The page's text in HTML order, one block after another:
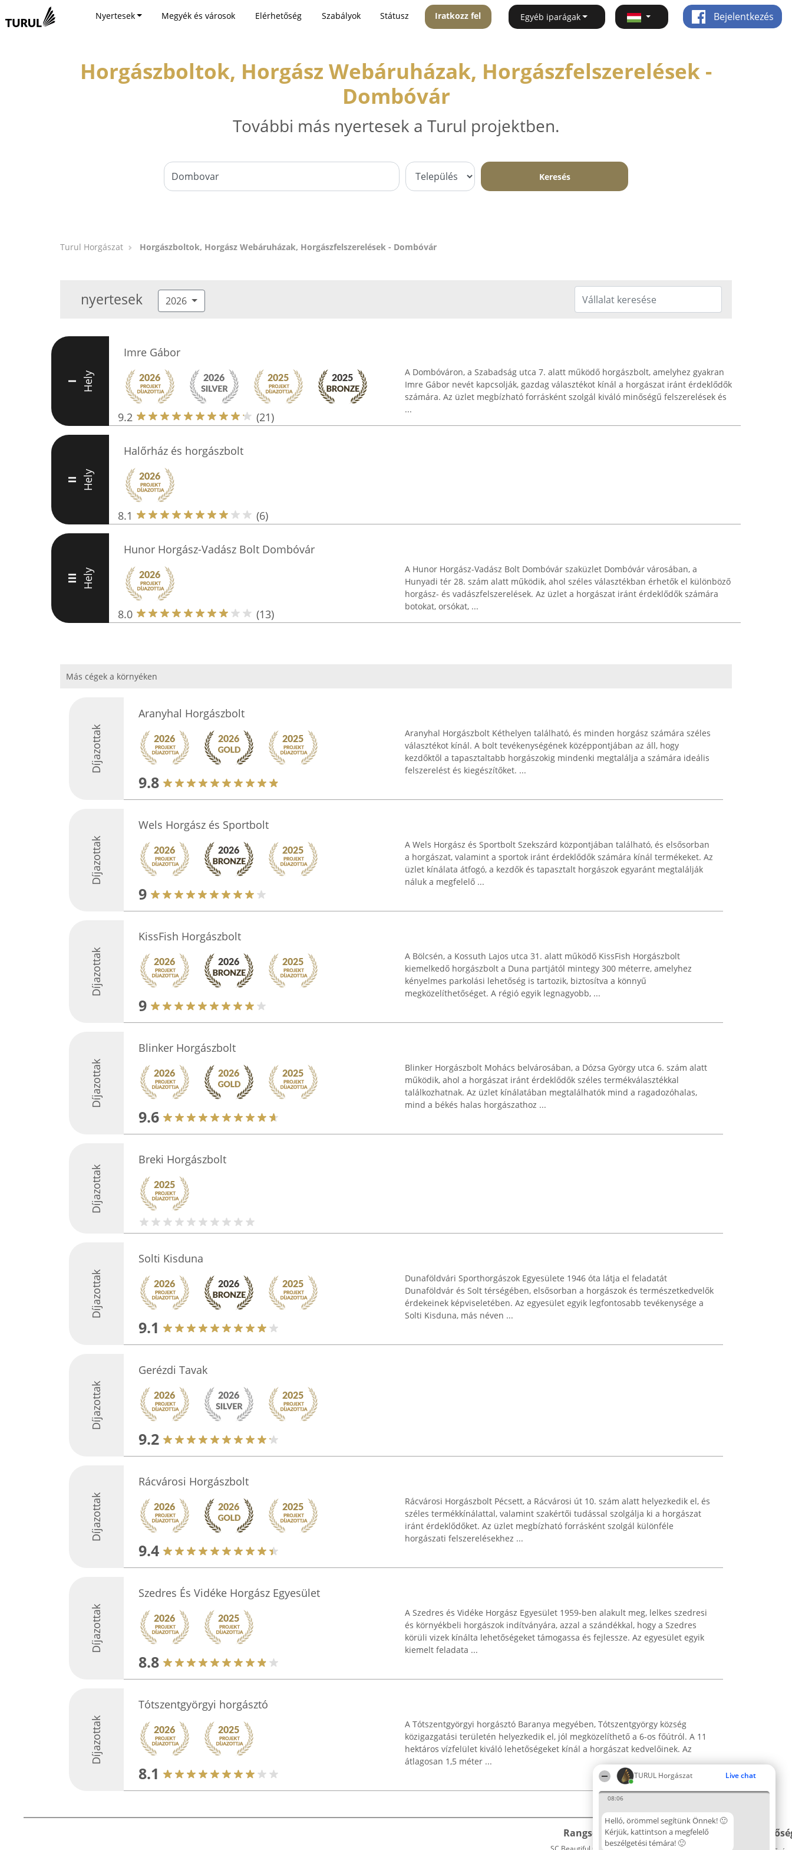
TURUL Horgászat Live chat
08:06
Helló, örömmel segítünk Önnek! 🙂
Kérjük, kattintson a megfelelő
beszélgetési témára! 🙂
Nyertesek Megyék és városok Elérhetőség Szabályok Státusz Iratkozz fel Egyéb iparágak Bejelentkezés
Horgászboltok, Horgász Webáruházak, Horgászfelszerelések -
Dombóvár
További más nyertesek a Turul projektben.
Keresés
Turul Horgászat Horgászboltok, Horgász Webáruházak, Horgászfelszerelések - Dombóvár
nyertesek 2026
I Hely
Imre Gábor
9.2 (21)
A Dombóváron, a Szabadság utca 7. alatt működő horgászbolt, amelyhez gyakran
Imre Gábor nevét kapcsolják, gazdag választékot kínál a horgászat iránt érdeklődők
számára. Az üzlet megbízható forrásként szolgál kiváló minőségű felszerelések és
...
II Hely
Halőrház és horgászbolt
8.1 (6)
III Hely
Hunor Horgász-Vadász Bolt Dombóvár
8.0 (13)
A Hunor Horgász-Vadász Bolt Dombóvár szaküzlet Dombóvár városában, a
Hunyadi tér 28. szám alatt működik, ahol széles választékban érhetők el különböző
horgász- és vadászfelszerelések. Az üzlet a horgászat iránt érdeklődők számára
botokat, orsókat, ...
Más cégek a környéken
Díjazottak
Aranyhal Horgászbolt
9.8
Aranyhal Horgászbolt Kéthelyen található, és minden horgász számára széles
választékot kínál. A bolt tevékenységének középpontjában az áll, hogy
kezdőktől a tapasztaltabb horgászokig mindenki megtalálja a számára ideális
felszerelést és kiegészítőket. ...
Díjazottak
Wels Horgász és Sportbolt
9
A Wels Horgász és Sportbolt Szekszárd központjában található, és elsősorban
a horgászat, valamint a sportok iránt érdeklődők számára kínál termékeket. Az
üzlet kínálata átfogó, a kezdők és tapasztalt horgászok egyaránt megtalálják
náluk a megfelelő ...
Díjazottak
KissFish Horgászbolt
9
A Bölcsén, a Kossuth Lajos utca 31. alatt működő KissFish Horgászbolt
kiemelkedő horgászbolt a Duna partjától mintegy 300 méterre, amelyhez
kényelmes parkolási lehetőség is tartozik, biztosítva a könnyű
megközelíthetőséget. A régió egyik legnagyobb, ...
Díjazottak
Blinker Horgászbolt
9.6
Blinker Horgászbolt Mohács belvárosában, a Dózsa György utca 6. szám alatt
működik, ahol a horgászat iránt érdeklődők széles termékválasztékkal
találkozhatnak. Az üzlet kínálatában megtalálhatók mind a ragadozóhalas,
mind a békés halas horgászathoz ...
Díjazottak
Breki Horgászbolt
Díjazottak
Solti Kisduna
9.1
Dunaföldvári Sporthorgászok Egyesülete 1946 óta látja el feladatát
Dunaföldvár és Solt térségében, elsősorban a horgászok és természetkedvelők
érdekeinek képviseletében. Az egyesület egyik legfontosabb tevékenysége a
Solti Kisduna, más néven ...
Díjazottak
Gerézdi Tavak
9.2
Díjazottak
Rácvárosi Horgászbolt
9.4
Rácvárosi Horgászbolt Pécsett, a Rácvárosi út 10. szám alatt helyezkedik el, és
széles termékkínálattal, valamint szakértői tudással szolgálja ki a horgászat
iránt érdeklődőket. Az üzlet megbízható forrásként szolgál különféle
horgászati felszerelésekhez ...
Díjazottak
Szedres És Vidéke Horgász Egyesület
8.8
A Szedres és Vidéke Horgász Egyesület 1959-ben alakult meg, lelkes szedresi
és környékbeli horgászok indítványára, azzal a szándékkal, hogy a Szedres
körüli vizek kínálta lehetőségeket támogassa és fejlessze. Az egyesület egyik
kiemelt feladata ...
Díjazottak
Tótszentgyörgyi horgásztó
8.1
A Tótszentgyörgyi horgásztó Baranya megyében, Tótszentgyörgy község
közigazgatási területén helyezkedik el, jól megközelíthető a 6-os főútról. A 11
hektáros vízfelület kiváló lehetőségeket kínál a horgászat kedvelőinek. Az
átlagosan 1,5 méter ...
Rangsorszervező Népszavazás